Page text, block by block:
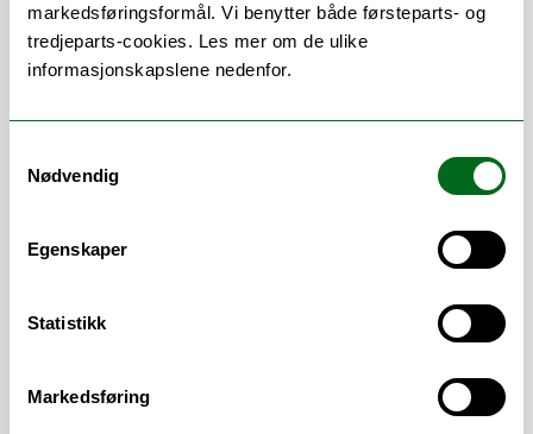
markedsføringsformål. Vi benytter både førsteparts- og
tredjeparts-cookies. Les mer om de ulike
informasjonskapslene nedenfor.
Nødvendig
Egenskaper
Statistikk
Markedsføring
Ledelse av seksjonen med personal-
gjennomføring av seksjonens